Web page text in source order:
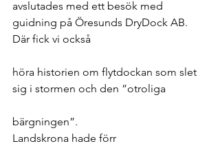
avslutades med ett besök med
guidning på Öresunds DryDock AB.
Där fick vi också
höra historien om flytdockan som slet
sig i stormen och den ”otroliga
bärgningen”.
Landskrona hade förr